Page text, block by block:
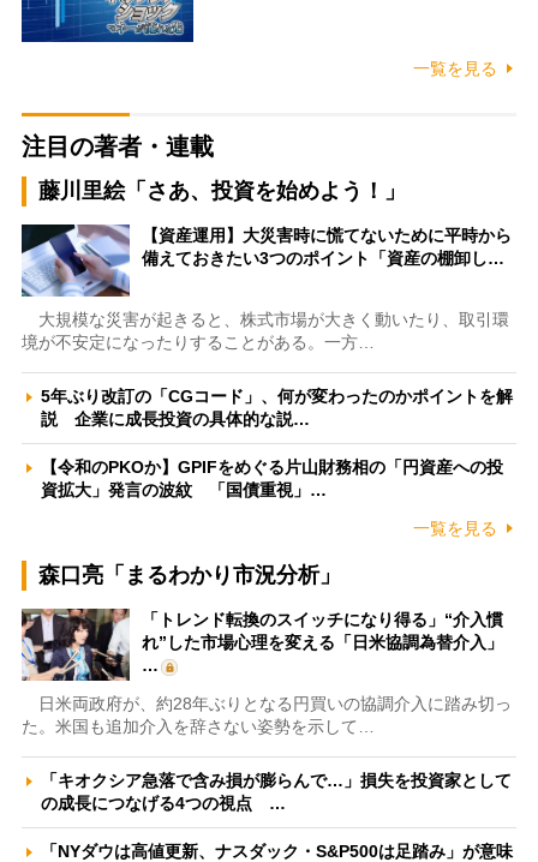
一覧を見る
注目の著者・連載
藤川里絵「さあ、投資を始めよう！」
【資産運用】大災害時に慌てないために平時から
備えておきたい3つのポイント「資産の棚卸し…
大規模な災害が起きると、株式市場が大きく動いたり、取引環
境が不安定になったりすることがある。一方…
5年ぶり改訂の「CGコード」、何が変わったのかポイントを解
説 企業に成長投資の具体的な説…
【令和のPKOか】GPIFをめぐる片山財務相の「円資産への投
資拡大」発言の波紋 「国債重視」…
一覧を見る
森口亮「まるわかり市況分析」
「トレンド転換のスイッチになり得る」“介入慣
れ”した市場心理を変える「日米協調為替介入」
…
日米両政府が、約28年ぶりとなる円買いの協調介入に踏み切っ
た。米国も追加介入を辞さない姿勢を示して…
「キオクシア急落で含み損が膨らんで…」損失を投資家として
の成長につなげる4つの視点 …
「NYダウは高値更新、ナスダック・S&P500は足踏み」が意味